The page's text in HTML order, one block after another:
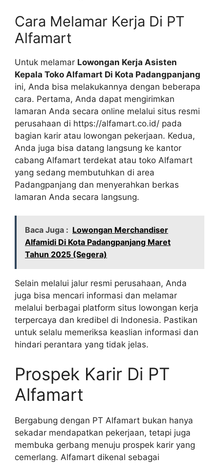
Cara Melamar Kerja Di PT
Alfamart
Untuk melamar Lowongan Kerja Asisten
Kepala Toko Alfamart Di Kota Padangpanjang
ini, Anda bisa melakukannya dengan beberapa
cara. Pertama, Anda dapat mengirimkan
lamaran Anda secara online melalui situs resmi
perusahaan di https://alfamart.co.id/ pada
bagian karir atau lowongan pekerjaan. Kedua,
Anda juga bisa datang langsung ke kantor
cabang Alfamart terdekat atau toko Alfamart
yang sedang membutuhkan di area
Padangpanjang dan menyerahkan berkas
lamaran Anda secara langsung.
Baca Juga : Lowongan Merchandiser
Alfamidi Di Kota Padangpanjang Maret
Tahun 2025 (Segera)
Selain melalui jalur resmi perusahaan, Anda
juga bisa mencari informasi dan melamar
melalui berbagai platform situs lowongan kerja
terpercaya dan kredibel di Indonesia. Pastikan
untuk selalu memeriksa keaslian informasi dan
hindari perantara yang tidak jelas.
Prospek Karir Di PT
Alfamart
Bergabung dengan PT Alfamart bukan hanya
sekadar mendapatkan pekerjaan, tetapi juga
membuka gerbang menuju prospek karir yang
cemerlang. Alfamart dikenal sebagai